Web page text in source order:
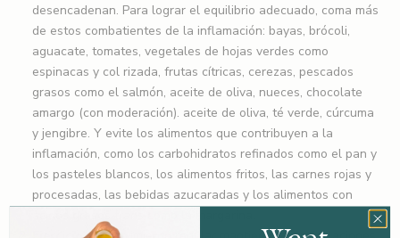
desencadenan. Para lograr el equilibrio adecuado, coma más
de estos combatientes de la inflamación: bayas, brócoli,
aguacate, tomates, vegetales de hojas verdes como
espinacas y col rizada, frutas cítricas, cerezas, pescados
grasos como el salmón, aceite de oliva, nueces, chocolate
amargo (con moderación). aceite de oliva, té verde, cúrcuma
y jengibre. Y evite los alimentos que contribuyen a la
inflamación, como los carbohidratos refinados como el pan y
los pasteles blancos, los alimentos fritos, las carnes rojas y
procesadas, las bebidas azucaradas y los alimentos con